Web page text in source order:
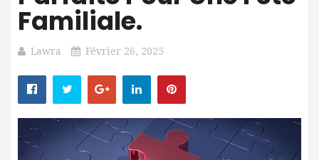
Familiale.
Lawra Février 26, 2025